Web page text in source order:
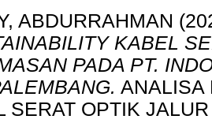
ABDURRAHMAN
KABEL
PADA PT.
ANALISA
SERAT OPTIK